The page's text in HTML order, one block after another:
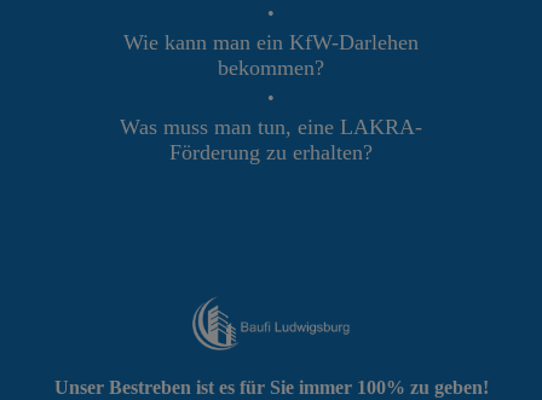
•
Wie kann man ein KfW-Darlehen
bekommen?
•
Was muss man tun, eine LAKRA-
Förderung zu erhalten?
Unser Bestreben ist es für Sie immer 100% zu geben!